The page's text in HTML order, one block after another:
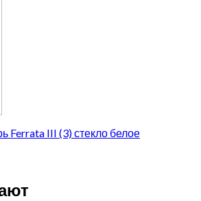
Ferrata III (3) стекло белое